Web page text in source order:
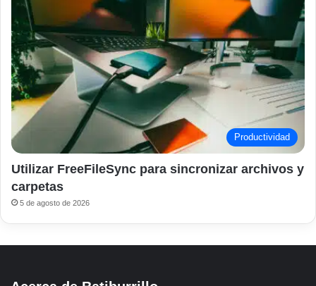
Productividad
Utilizar FreeFileSync para sincronizar archivos y
carpetas
5 de agosto de 2026